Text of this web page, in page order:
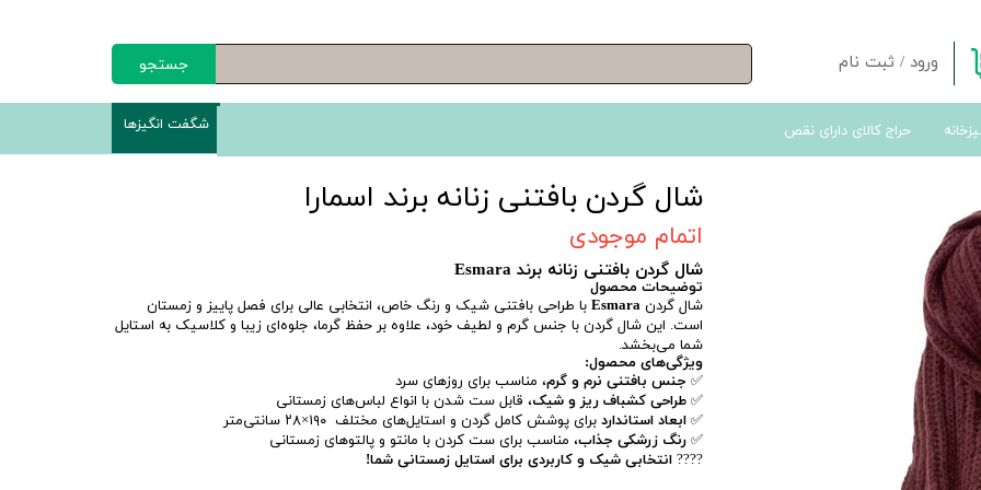
ورود / ثبت نام
تغییر گذر واژه
جستجو
حراج کالای دارای نقص شگفت انگیزها
شال گردن بافتنی زنانه برند اسمارا
اتمام موجودی
شال گردن بافتنی زنانه برند Esmara
توضیحات محصول
شال گردن Esmara با طراحی بافتنی شیک و رنگ خاص، انتخابی عالی برای فصل پاییز و زمستان
است. این شال گردن با جنس گرم و لطیف خود، علاوه بر حفظ گرما، جلوه‌ای زیبا و کلاسیک به استایل
شما می‌بخشد.
ویژگی‌های محصول:
✅ جنس بافتنی نرم و گرم، مناسب برای روزهای سرد
✅ طراحی کشباف ریز و شیک، قابل ست شدن با انواع لباس‌های زمستانی
✅ ابعاد استاندارد برای پوشش کامل گردن و استایل‌های مختلف ۱۹۰×۲۸ سانتی‌متر
✅ رنگ زرشکی جذاب، مناسب برای ست کردن با مانتو و پالتوهای زمستانی
???? انتخابی شیک و کاربردی برای استایل زمستانی شما!